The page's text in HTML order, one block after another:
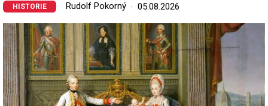
HISTORIE Rudolf Pokorný 05.08.2026
Image